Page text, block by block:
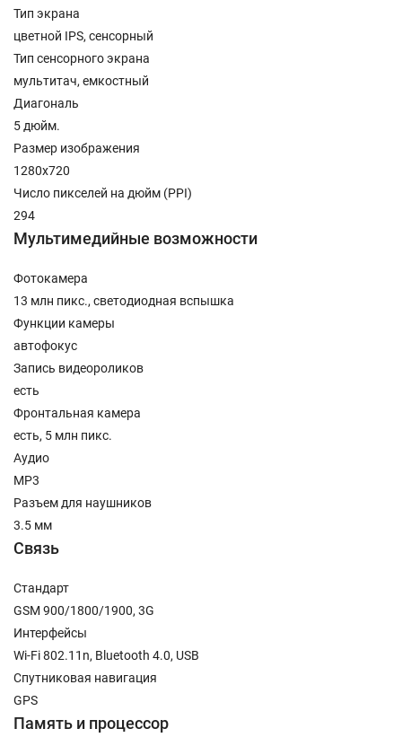
Тип экрана
цветной IPS, сенсорный
Тип сенсорного экрана
мультитач, емкостный
Диагональ
5 дюйм.
Размер изображения
1280x720
Число пикселей на дюйм (PPI)
294
Мультимедийные возможности
Фотокамера
13 млн пикс., светодиодная вспышка
Функции камеры
автофокус
Запись видеороликов
есть
Фронтальная камера
есть, 5 млн пикс.
Аудио
MP3
Разъем для наушников
3.5 мм
Связь
Стандарт
GSM 900/1800/1900, 3G
Интерфейсы
Wi-Fi 802.11n, Bluetooth 4.0, USB
Спутниковая навигация
GPS
Память и процессор